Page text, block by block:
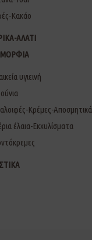
Κακάο
ΑΛΑΤΙ
υγιεινή
Κρέμες-Αποσμητικά
έλαια-Εκχυλίσματα